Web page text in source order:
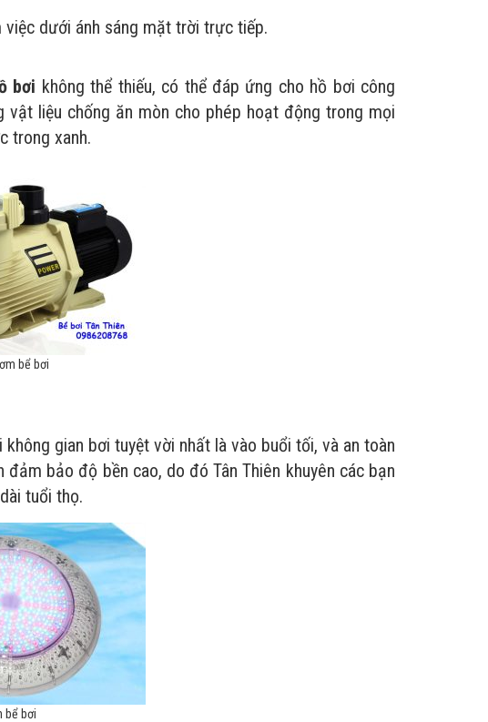
dưới ánh sáng mặt trời trực tiếp.
bơi không thể thiếu, có thể đáp ứng cho hồ bơi công
liệu chống ăn mòn cho phép hoạt động trong mọi
trong xanh.
bể bơi
gian bơi tuyệt vời nhất là vào buổi tối, và an toàn
đảm bảo độ bền cao, do đó Tân Thiên khuyên các bạn
tuổi thọ.
bể bơi